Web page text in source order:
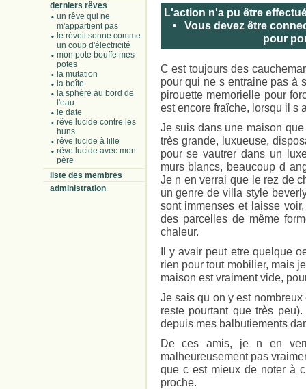
derniers rêves
un rêve qui ne
m'appartient pas
le réveil sonne comme
un coup d'électricité
mon pote bouffe mes
potes
la mutation
la boîte
la sphère au bord de
l'eau
le date
rêve lucide contre les
huns
rêve lucide à lille
rêve lucide avec mon
père
liste des membres
administration
L'action n'a pu être
Vous devez être
pour
C est toujours des
pour qui ne s entraine pas à
pirouette memorielle pour
est encore fraîche, lorsqu il s
Je suis dans une maison
très grande, luxueuse,
pour se vautrer dans un
murs blancs, beaucoup d
Je n en verrai que le rez de
un genre de villa style
sont immenses et laisse
des parcelles de même
chaleur.
Il y avair peut etre quelque
rien pour tout mobilier, mais
maison est vraiment vide,
Je sais qu on y est
reste pourtant que très
depuis mes balbutiements
De ces amis, je n en
malheureusement pas
que c est mieux de noter à
proche.